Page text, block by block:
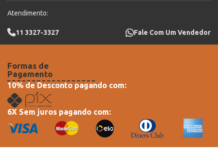
Atendimento:
11 3327-3327 Fale Com Um Vendedor
Formas de
Pagamento
10% de Desconto pagando com:
6X Sem juros pagando com: